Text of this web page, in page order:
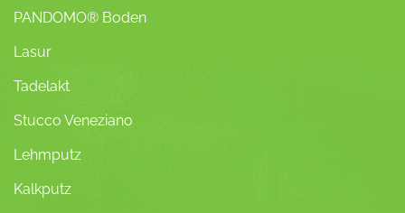
PANDOMO® Boden
Lasur
Tadelakt
Stucco Veneziano
Lehmputz
Kalkputz